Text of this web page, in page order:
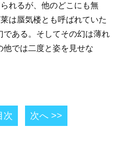
れるが、他のどこにも無
は蜃気楼とも呼ばれていた
ある。そしてその幻は薄れ
では二度と姿を見せな
次 次へ >>